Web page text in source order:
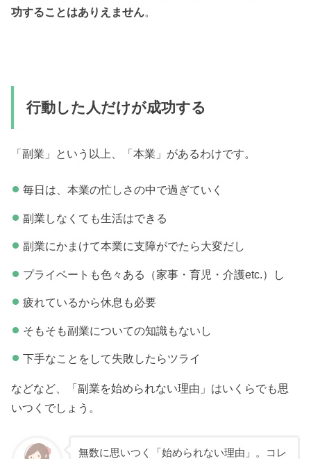
功することはありえません。
行動した人だけが成功する
「副業」という以上、「本業」があるわけです。
毎日は、本業の忙しさの中で過ぎていく
副業しなくても生活はできる
副業にかまけて本業に支障がでたら大変だし
プライベートも色々ある（家事・育児・介護etc.）し
疲れているから休息も必要
そもそも副業についての知識もないし
下手なことをして失敗したらツライ
などなど、「副業を始められない理由」はいくらでも思
いつくでしょう。
無数に思いつく「始められない理由」。コレ